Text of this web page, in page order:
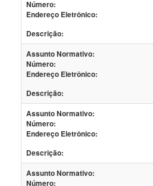
Número:
Endereço Eletrônico:
Descrição:
Assunto Normativo:
Número:
Endereço Eletrônico:
Descrição:
Assunto Normativo:
Número:
Endereço Eletrônico:
Descrição:
Assunto Normativo:
Número: